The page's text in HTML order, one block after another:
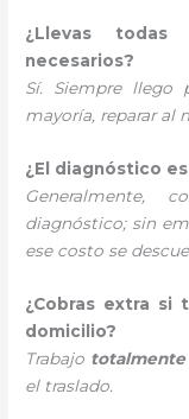
¿Llevas todas
necesarios?
Sí. Siempre llego
mayoría, reparar al
¿El diagnóstico
diagnóstico; sin
ese costo se
¿Cobras extra si
domicilio?
Trabajo totalmente
el traslado.